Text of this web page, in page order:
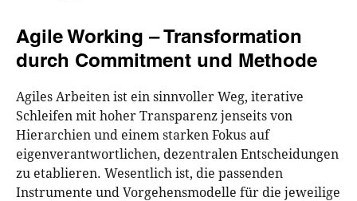
Agile Working – Transformation
durch Commitment und Methode
Agiles Arbeiten ist ein sinnvoller Weg, iterative
Schleifen mit hoher Transparenz jenseits von
Hierarchien und einem starken Fokus auf
eigenverantwortlichen, dezentralen Entscheidungen
zu etablieren. Wesentlich ist, die passenden
Instrumente und Vorgehensmodelle für die jeweilige